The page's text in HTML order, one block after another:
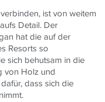
ist von weitem
Detail. Der
hat die auf der
Resorts so
sich behutsam in die
von Holz und
dass sich die